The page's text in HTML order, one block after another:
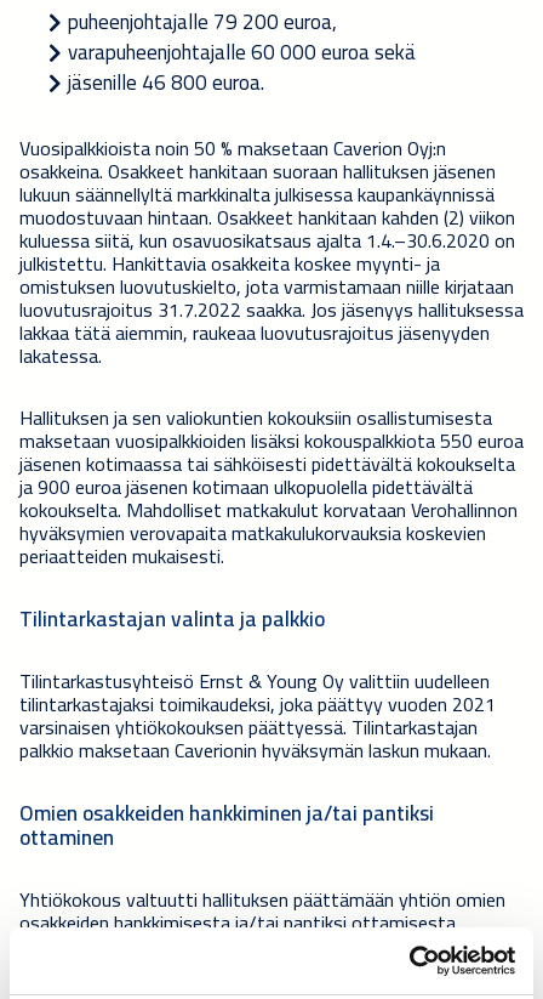
puheenjohtajalle 79 200 euroa,
varapuheenjohtajalle 60 000 euroa sekä
jäsenille 46 800 euroa.
Vuosipalkkioista noin 50 % maksetaan Caverion Oyj:n
osakkeina. Osakkeet hankitaan suoraan hallituksen jäsenen
lukuun säännellyltä markkinalta julkisessa kaupankäynnissä
muodostuvaan hintaan. Osakkeet hankitaan kahden (2) viikon
kuluessa siitä, kun osavuosikatsaus ajalta 1.4.–30.6.2020 on
julkistettu. Hankittavia osakkeita koskee myynti- ja
omistuksen luovutuskielto, jota varmistamaan niille kirjataan
luovutusrajoitus 31.7.2022 saakka. Jos jäsenyys hallituksessa
lakkaa tätä aiemmin, raukeaa luovutusrajoitus jäsenyyden
lakatessa.
Hallituksen ja sen valiokuntien kokouksiin osallistumisesta
maksetaan vuosipalkkioiden lisäksi kokouspalkkiota 550 euroa
jäsenen kotimaassa tai sähköisesti pidettävältä kokoukselta
ja 900 euroa jäsenen kotimaan ulkopuolella pidettävältä
kokoukselta. Mahdolliset matkakulut korvataan Verohallinnon
hyväksymien verovapaita matkakulukorvauksia koskevien
periaatteiden mukaisesti.
Tilintarkastajan valinta ja palkkio
Tilintarkastusyhteisö Ernst & Young Oy valittiin uudelleen
tilintarkastajaksi toimikaudeksi, joka päättyy vuoden 2021
varsinaisen yhtiökokouksen päättyessä. Tilintarkastajan
palkkio maksetaan Caverionin hyväksymän laskun mukaan.
Omien osakkeiden hankkiminen ja/tai pantiksi
ottaminen
Yhtiökokous valtuutti hallituksen päättämään yhtiön omien
osakkeiden hankkimisesta ja/tai pantiksi ottamisesta
hallituksen ehdotuksen mukaisesti. Hankittavien ja/tai
pantiksi otettavien omien osakkeiden lukumäärä voi olla
yhteensä enintään 13 500 000 osaketta, mikä vastaa noin